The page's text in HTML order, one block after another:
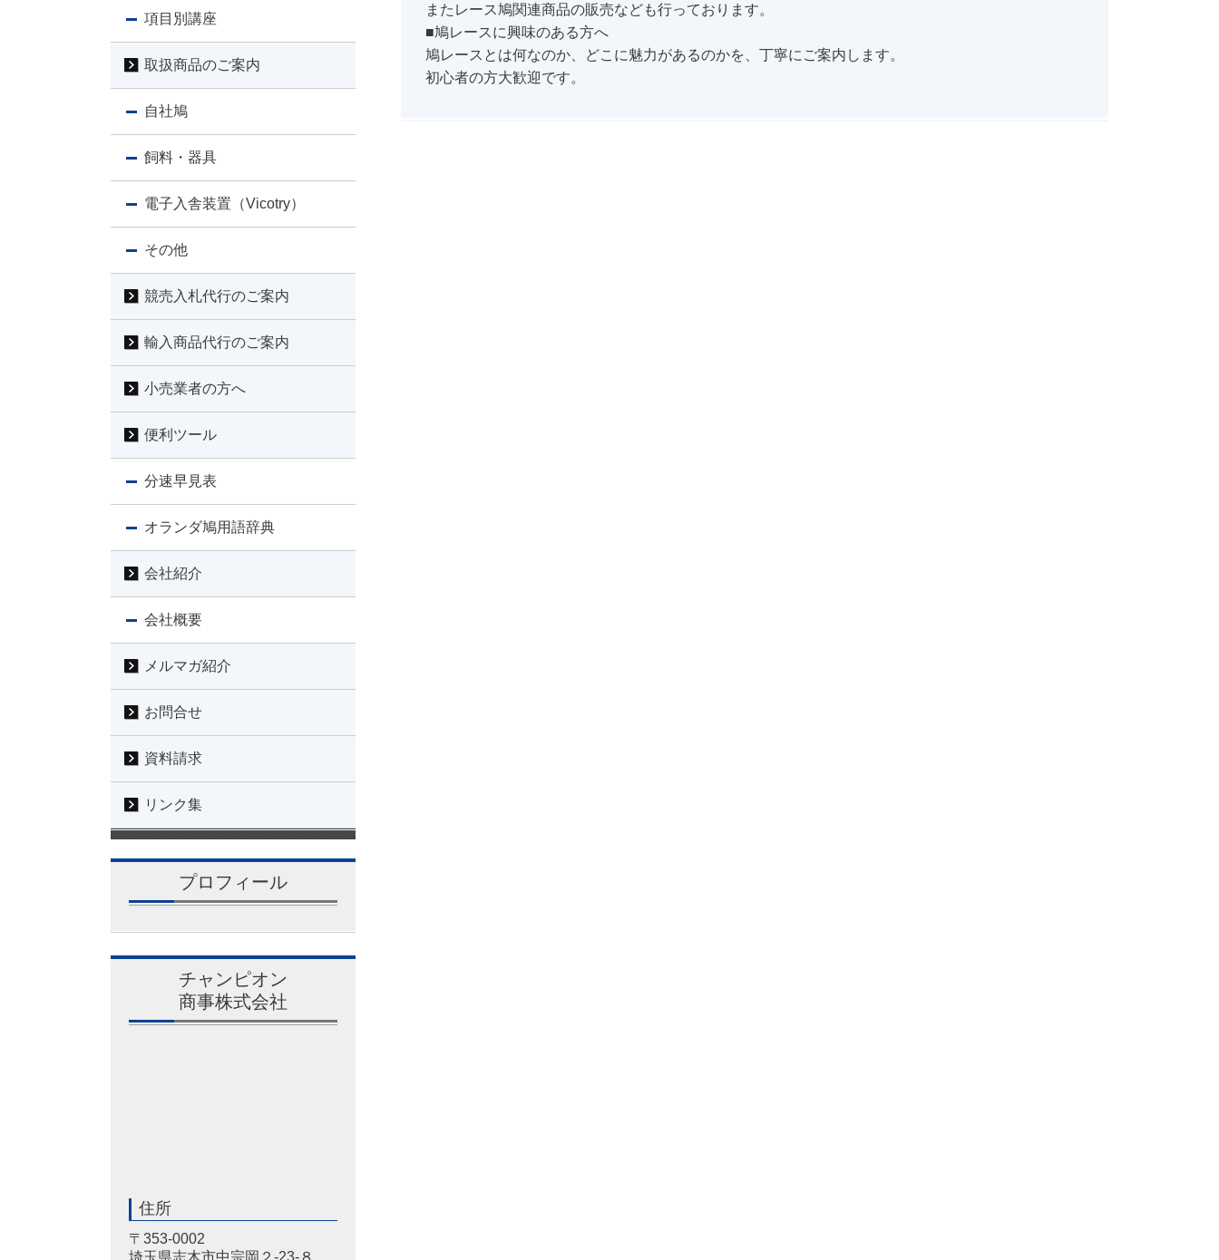
またレース鳩関連商品の販売なども行っております。
■鳩レースに興味のある方へ
鳩レースとは何なのか、どこに魅力があるのかを、丁寧にご案内します。
初心者の方大歓迎です。
項目別講座
取扱商品のご案内
自社鳩
飼料・器具
電子入舎装置（Vicotry）
その他
競売入札代行のご案内
輸入商品代行のご案内
小売業者の方へ
便利ツール
分速早見表
オランダ鳩用語辞典
会社紹介
会社概要
メルマガ紹介
お問合せ
資料請求
リンク集
プロフィール
チャンピオン
商事株式会社
住所
〒353-0002
埼玉県志木市中宗岡２-23-８